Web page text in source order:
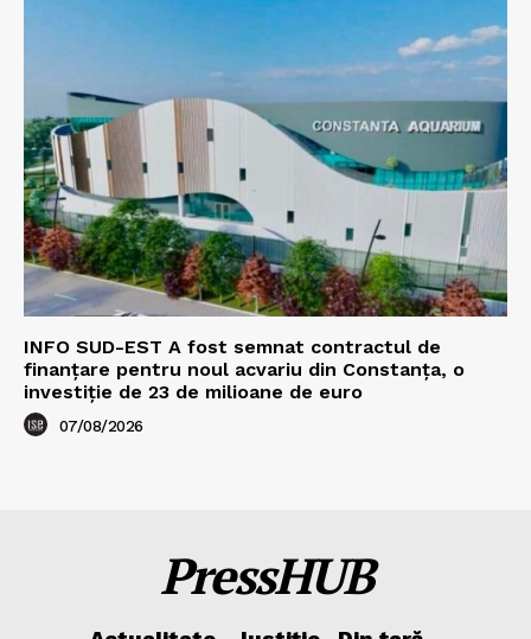
INFO SUD-EST A fost semnat contractul de
finanțare pentru noul acvariu din Constanța, o
investiție de 23 de milioane de euro
07/08/2026
PressHUB